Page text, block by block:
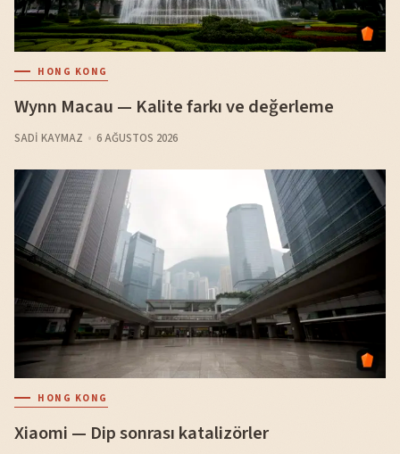
HONG KONG
Wynn Macau — Kalite farkı ve değerleme
SADI KAYMAZ 6 AĞUSTOS 2026
HONG KONG
Xiaomi — Dip sonrası katalizörler